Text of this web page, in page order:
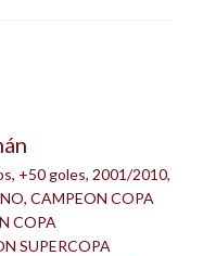
, +50 goles, 2001/2010,
, CAMPEON COPA
COPA
SUPERCOPA